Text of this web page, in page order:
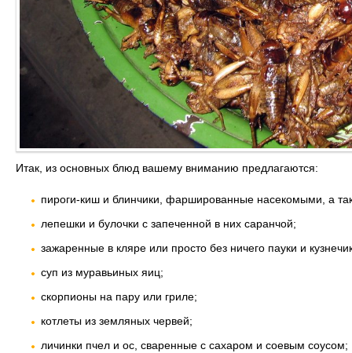
Итак, из основных блюд вашему вниманию предлагаются:
пироги-киш и блинчики, фаршированные насекомыми, а
лепешки и булочки с запеченной в них саранчой;
зажаренные в кляре или просто без ничего пауки и
суп из муравьиных яиц;
скорпионы на пару или гриле;
котлеты из земляных червей;
личинки пчел и ос, сваренные с сахаром и соевым соусом;